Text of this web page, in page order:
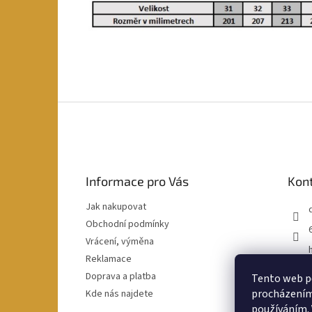
Tento web
Informace pro Vás
Jak nakupovat
Obchodní podmínky
Vrácení, výměna
Reklamace
Doprava a platba
Kde nás najdete